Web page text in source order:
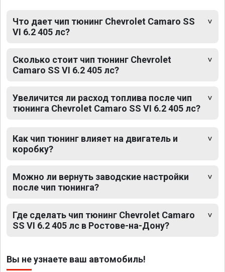
Что дает чип тюнинг Chevrolet Camaro SS
VI 6.2 405 лс?
Сколько стоит чип тюнинг Chevrolet
Camaro SS VI 6.2 405 лс?
Увеличится ли расход топлива после чип
тюнинга Chevrolet Camaro SS VI 6.2 405 лс?
Как чип тюнинг влияет на двигатель и
коробку?
Можно ли вернуть заводские настройки
после чип тюнинга?
Где сделать чип тюнинг Chevrolet Camaro
SS VI 6.2 405 лс в Ростове-на-Дону?
Вы не узнаете ваш автомобиль!